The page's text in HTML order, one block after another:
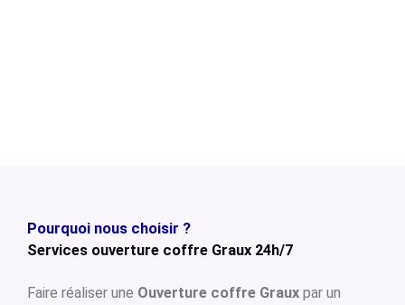
Pourquoi nous choisir ?
Services ouverture coffre Graux 24h/7
Faire réaliser une Ouverture coffre Graux par un